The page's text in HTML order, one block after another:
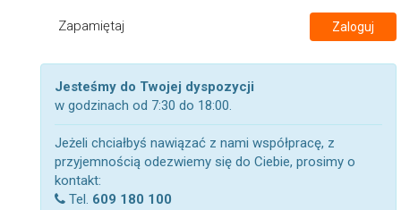
Zapamiętaj Zaloguj
Jesteśmy do Twojej dyspozycji
w godzinach od 7:30 do 18:00.
Jeżeli chciałbyś nawiązać z nami współpracę, z
przyjemnością odezwiemy się do Ciebie, prosimy o
kontakt:
Tel. 609 180 100